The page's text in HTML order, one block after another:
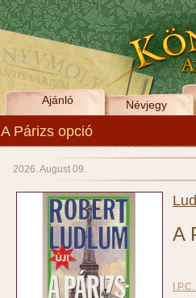
Ajánló Névjegy
A Párizs opció
2026. August 09.
A